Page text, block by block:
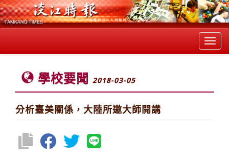
學校要聞 2018-03-05
分析臺美關係，大陸所邀大師開講